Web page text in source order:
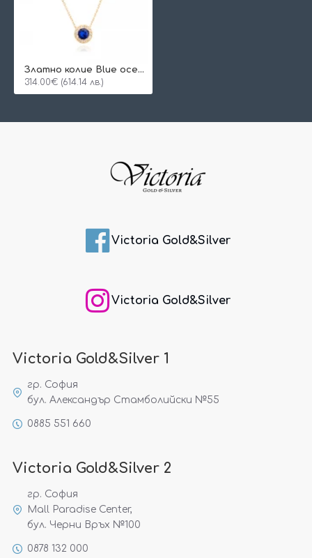
Златно колие Blue ocean
314.00€ (614.14 лв.)
Victoria Gold&Silver
Victoria Gold&Silver
Victoria Gold&Silver 1
гр. София
бул. Александър Стамболийски №55
0885 551 660
Victoria Gold&Silver 2
гр. София
Mall Paradise Center,
бул. Черни Връх №100
0878 132 000